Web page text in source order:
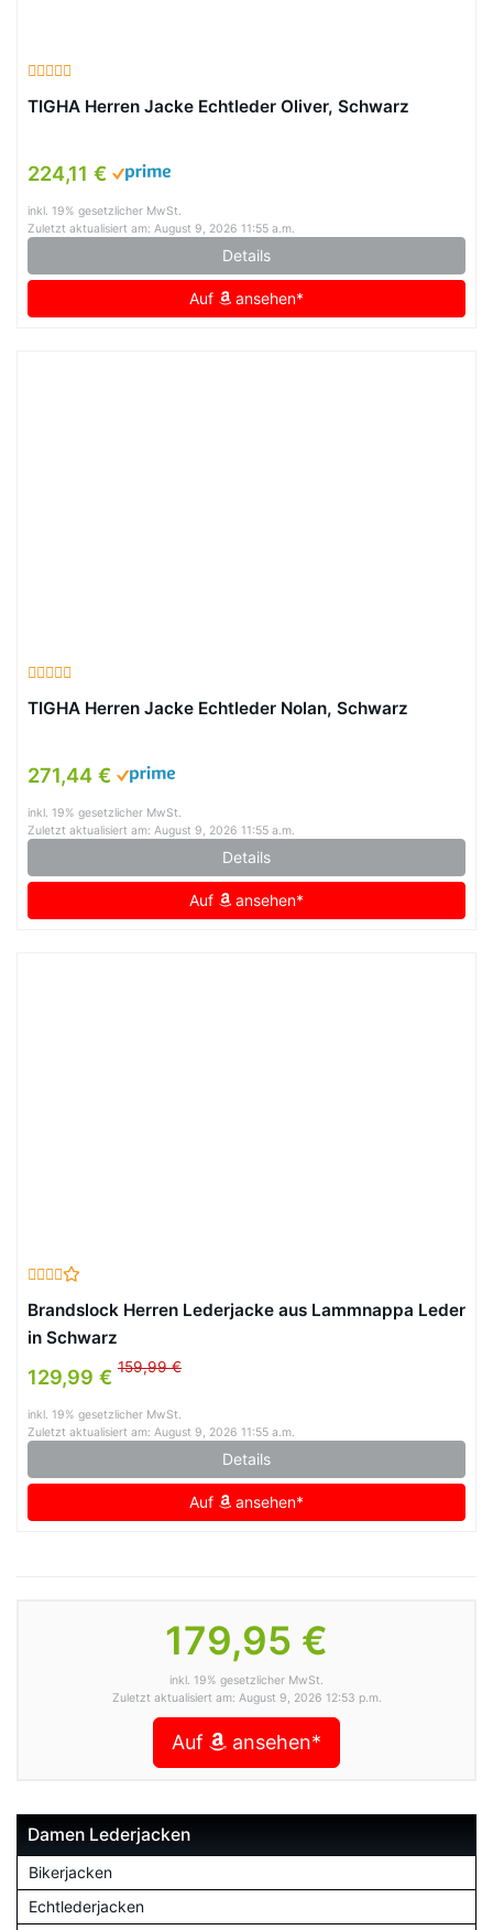
TIGHA Herren Jacke Echtleder Oliver, Schwarz
224,11 €
inkl. 19% gesetzlicher MwSt.
Zuletzt aktualisiert am: August 9, 2026 11:55 a.m.
Details
Auf ansehen*
TIGHA Herren Jacke Echtleder Nolan, Schwarz
271,44 €
inkl. 19% gesetzlicher MwSt.
Zuletzt aktualisiert am: August 9, 2026 11:55 a.m.
Details
Auf ansehen*
Brandslock Herren Lederjacke aus Lammnappa Leder
in Schwarz
129,99 € 159,99 €
inkl. 19% gesetzlicher MwSt.
Zuletzt aktualisiert am: August 9, 2026 11:55 a.m.
Details
Auf ansehen*
179,95 €
inkl. 19% gesetzlicher MwSt.
Zuletzt aktualisiert am: August 9, 2026 12:53 p.m.
Auf ansehen*
Damen Lederjacken
Bikerjacken
Echtlederjacken